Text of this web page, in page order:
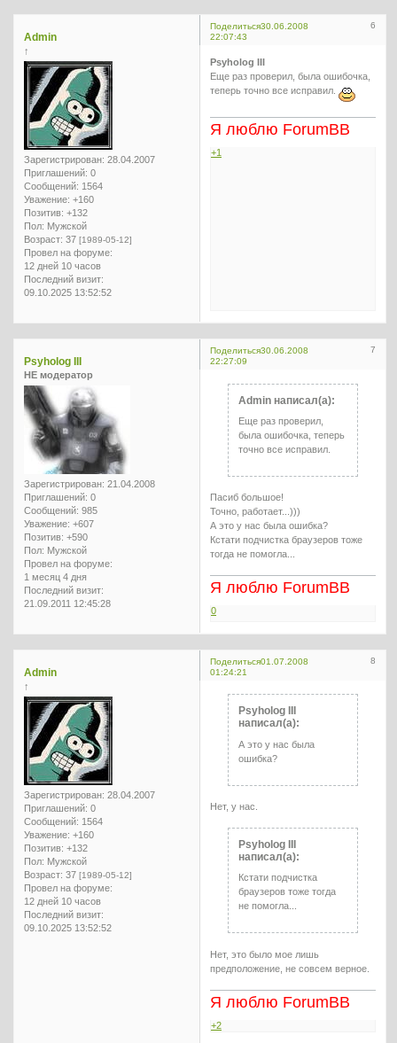
Поделиться 6
30.06.2008
22:07:43
Admin
↑
Зарегистрирован: 28.04.2007
Приглашений: 0
Сообщений: 1564
Уважение: +160
Позитив: +132
Пол: Мужской
Возраст: 37 [1989-05-12]
Провел на форуме:
12 дней 10 часов
Последний визит:
09.10.2025 13:52:52
Psyholog III
Еще раз проверил, была ошибочка,
теперь точно все исправил.
Я люблю ForumBB
+1
Поделиться 7
30.06.2008
22:27:09
Psyholog III
НЕ модератор
Зарегистрирован: 21.04.2008
Приглашений: 0
Сообщений: 985
Уважение: +607
Позитив: +590
Пол: Мужской
Провел на форуме:
1 месяц 4 дня
Последний визит:
21.09.2011 12:45:28
Admin написал(а):
Еще раз проверил,
была ошибочка, теперь
точно все исправил.
Пасиб большое!
Точно, работает...)))
А это у нас была ошибка?
Кстати подчистка браузеров тоже
тогда не помогла...
Я люблю ForumBB
0
Поделиться 8
01.07.2008
01:24:21
Admin
↑
Зарегистрирован: 28.04.2007
Приглашений: 0
Сообщений: 1564
Уважение: +160
Позитив: +132
Пол: Мужской
Возраст: 37 [1989-05-12]
Провел на форуме:
12 дней 10 часов
Последний визит:
09.10.2025 13:52:52
Psyholog III
написал(а):
А это у нас была
ошибка?
Нет, у нас.
Psyholog III
написал(а):
Кстати подчистка
браузеров тоже тогда
не помогла...
Нет, это было мое лишь
предположение, не совсем верное.
Я люблю ForumBB
+2